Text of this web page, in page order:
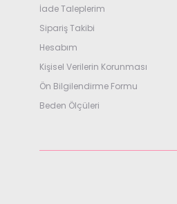
İade Taleplerim
Sipariş Takibi
Hesabım
Kişisel Verilerin Korunması
Ön Bilgilendirme Formu
Beden Ölçüleri